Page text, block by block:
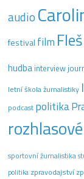
audio
festival film Fleš
hudba interview
letní škola žurnalistiky
podcast politika
sportovní žurnalistika
politika zpravodajství